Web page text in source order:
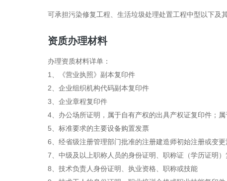
可承担污染修复工程、生活垃圾处理处置工程中型以下及
资质办理材料
办理资质材料详单：
1、《营业执照》副本复印件
2、企业组织机构代码副本复印件
3、企业章程复印件
4、办公场所证明，属于自有产权的出具产权证复印件；
5、标准要求的主要设备购置发票
6、经省级注册管理部门批准的注册建造师初始注册或变更
7、中级及以上职称人员的身份证明、职称证（学历证明
8、技术负责人身份证明、执业资格、职称或技能